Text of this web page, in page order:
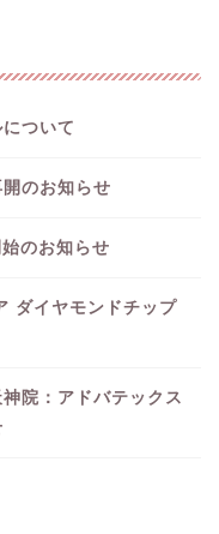
ついて
のお知らせ
のお知らせ
ダイヤモンドチップ
院：アドバテックス